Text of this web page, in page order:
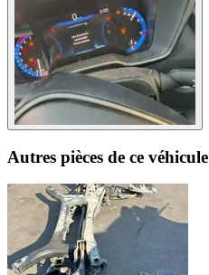
Autres pièces de ce véhicule